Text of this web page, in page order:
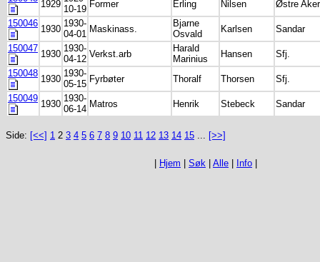
1929 10-19 Former Erling Nilsen
Østre Aker
150046
1930
1930-
04-01 Maskinass.
Bjarne
Osvald
Karlsen
Sandar
150047
1930
1930-
04-12 Verkst.arb
Harald
Marinius
Hansen
Sfj.
150048
1930
1930-
05-15 Fyrbøter Thoralf Thorsen
Sfj.
150049
1930
1930-
06-14 Matros Henrik Stebeck Sandar
Side: [<<] 1 2 3 4 5 6 7 8 9 10 11 12 13 14 15 ... [>>]
Hjem Søk Alle Info